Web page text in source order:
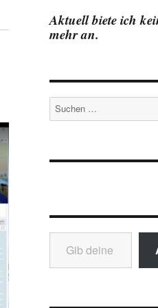
Aktuell biete ich
mehr an.
Suchen
nach:
Gib deine E-Mail-Adresse ein ...